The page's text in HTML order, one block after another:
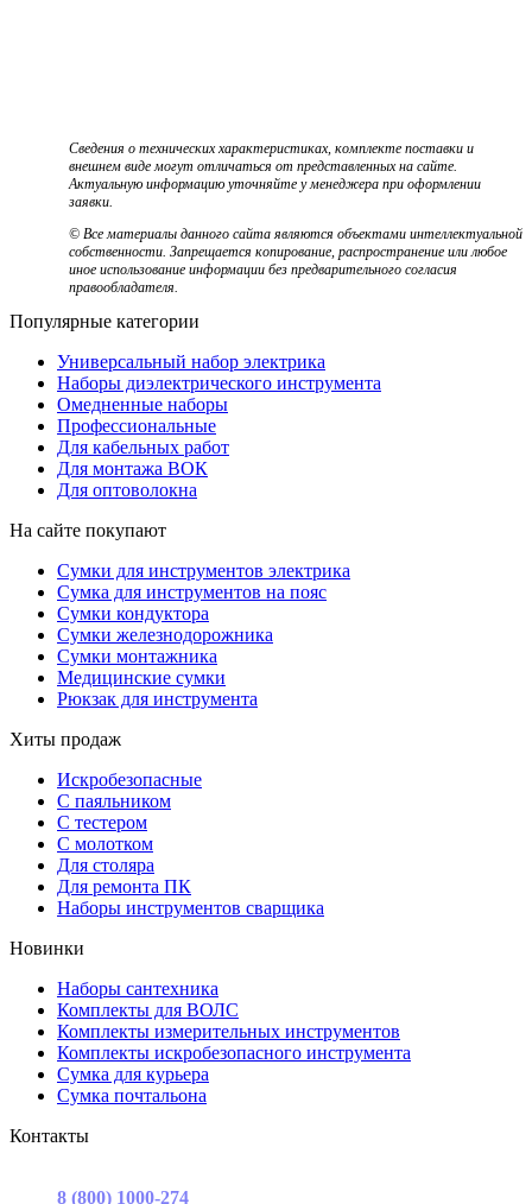
Сведения о технических характеристиках, комплекте поставки и
внешнем виде могут отличаться от представленных на сайте.
Актуальную информацию уточняйте у менеджера при оформлении
заявки.
© Все материалы данного сайта являются объектами интеллектуальной
собственности. Запрещается копирование, распространение или любое
иное использование информации без предварительного согласия
правообладателя.
Популярные категории
Универсальный набор электрика
Наборы диэлектрического инструмента
Омедненные наборы
Профессиональные
Для кабельных работ
Для монтажа ВОК
Для оптоволокна
На сайте покупают
Сумки для инструментов электрика
Сумка для инструментов на пояс
Сумки кондуктора
Сумки железнодорожника
Сумки монтажника
Медицинские сумки
Рюкзак для инструмента
Хиты продаж
Искробезопасные
С паяльником
С тестером
С молотком
Для столяра
Для ремонта ПК
Наборы инструментов сварщика
Новинки
Наборы сантехника
Комплекты для ВОЛС
Комплекты измерительных инструментов
Комплекты искробезопасного инструмента
Сумка для курьера
Сумка почтальона
Контакты
8 (800) 1000-274